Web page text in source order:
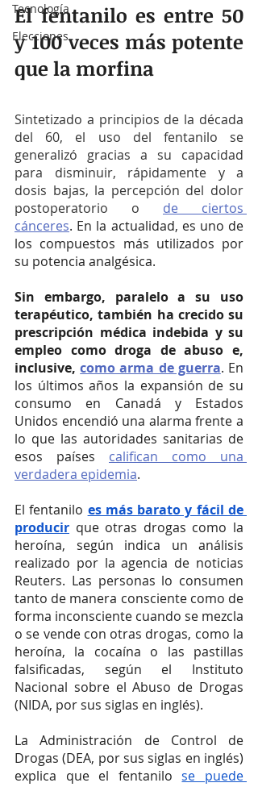
Tecnología
Elecciones
El fentanilo es entre 50
y 100 veces más potente
que la morfina
Sintetizado a principios de la década
del 60, el uso del fentanilo se
generalizó gracias a su capacidad
para disminuir, rápidamente y a
dosis bajas, la percepción del dolor
postoperatorio o de ciertos
cánceres. En la actualidad, es uno de
los compuestos más utilizados por
su potencia analgésica.
Sin embargo, paralelo a su uso
terapéutico, también ha crecido su
prescripción médica indebida y su
empleo como droga de abuso e,
inclusive, como arma de guerra. En
los últimos años la expansión de su
consumo en Canadá y Estados
Unidos encendió una alarma frente a
lo que las autoridades sanitarias de
esos países califican como una
verdadera epidemia.
El fentanilo es más barato y fácil de
producir que otras drogas como la
heroína, según indica un análisis
realizado por la agencia de noticias
Reuters. Las personas lo consumen
tanto de manera consciente como de
forma inconsciente cuando se mezcla
o se vende con otras drogas, como la
heroína, la cocaína o las pastillas
falsificadas, según el Instituto
Nacional sobre el Abuso de Drogas
(NIDA, por sus siglas en inglés).
La Administración de Control de
Drogas (DEA, por sus siglas en inglés)
explica que el fentanilo se puede